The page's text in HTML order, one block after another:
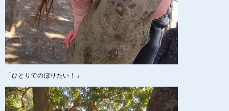
「ひとりでのぼりたい！」